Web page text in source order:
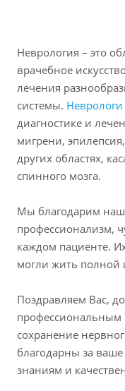
Неврология – это
врачебное
лечения
системы. Неврологи
диагностике и
мигрени, эпилепсия,
других областях,
спинного мозга.
Мы благодарим
профессионализм,
каждом пациенте.
могли жить
Поздравляем Вас,
профессиональным
сохранение
благодарны за
знаниям и